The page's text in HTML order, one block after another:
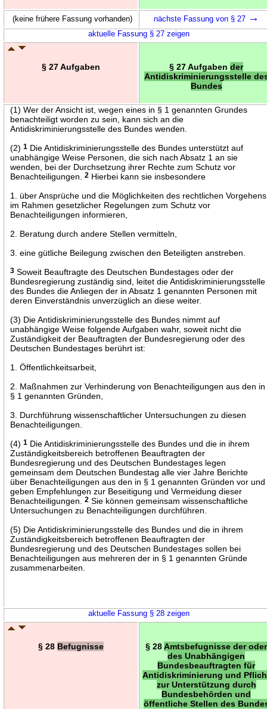
(keine frühere Fassung vorhanden) nächste Fassung von § 27 →
aktuelle Fassung § 27 zeigen
§ 27 Aufgaben § 27 Aufgabender
Antidiskriminierungsstelle
Bundes
(1) Wer der Ansicht ist, wegen eines in § 1 genannten Grundes
benachteiligt worden zu sein, kann sich an die
Antidiskriminierungsstelle des Bundes wenden.
(2)1 Die Antidiskriminierungsstelle des Bundes unterstützt auf
unabhängige Weise Personen, die sich nach Absatz 1 an sie
wenden, bei der Durchsetzung ihrer Rechte zum Schutz vor
Benachteiligungen.2 Hierbei kann sie insbesondere
1. über Ansprüche und die Möglichkeiten des rechtlichen Vorgehens
im Rahmen gesetzlicher Regelungen zum Schutz vor
Benachteiligungen informieren,
2. Beratung durch andere Stellen vermitteln,
3. eine gütliche Beilegung zwischen den Beteiligten anstreben.
3 Soweit Beauftragte des Deutschen Bundestages oder der
Bundesregierung zuständig sind, leitet die Antidiskriminierungsstelle
des Bundes die Anliegen der in Absatz 1 genannten Personen mit
deren Einverständnis unverzüglich an diese weiter.
(3) Die Antidiskriminierungsstelle des Bundes nimmt auf
unabhängige Weise folgende Aufgaben wahr, soweit nicht die
Zuständigkeit der Beauftragten der Bundesregierung oder des
Deutschen Bundestages berührt ist:
1. Öffentlichkeitsarbeit,
2. Maßnahmen zur Verhinderung von Benachteiligungen aus den in
§ 1 genannten Gründen,
3. Durchführung wissenschaftlicher Untersuchungen zu diesen
Benachteiligungen.
(4)1 Die Antidiskriminierungsstelle des Bundes und die in ihrem
Zuständigkeitsbereich betroffenen Beauftragten der
Bundesregierung und des Deutschen Bundestages legen
gemeinsam dem Deutschen Bundestag alle vier Jahre Berichte
über Benachteiligungen aus den in § 1 genannten Gründen vor und
geben Empfehlungen zur Beseitigung und Vermeidung dieser
Benachteiligungen.2 Sie können gemeinsam wissenschaftliche
Untersuchungen zu Benachteiligungen durchführen.
(5) Die Antidiskriminierungsstelle des Bundes und die in ihrem
Zuständigkeitsbereich betroffenen Beauftragten der
Bundesregierung und des Deutschen Bundestages sollen bei
Benachteiligungen aus mehreren der in § 1 genannten Gründe
zusammenarbeiten.
aktuelle Fassung § 28 zeigen
§ 28 Befugnisse § 28Amtsbefugnisse der oder
des Unabhängigen
Bundesbeauftragten für
Antidiskriminierung und
zur Unterstützung durch
Bundesbehörden und
öffentliche Stellen des